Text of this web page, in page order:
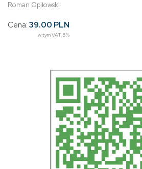
Roman Opiłowski
Cena: 39.00 PLN
w tym VAT 5%